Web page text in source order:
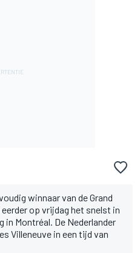
winnaar van de Grand
op vrijdag het snelst in
in Montréal. De Nederlander
Villeneuve in een tijd van